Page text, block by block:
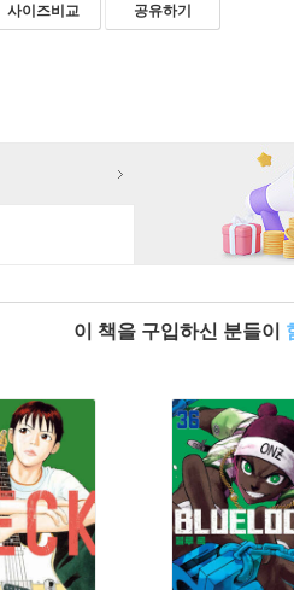
사이즈비교 공유하기
이 책을 구입하신 분들이